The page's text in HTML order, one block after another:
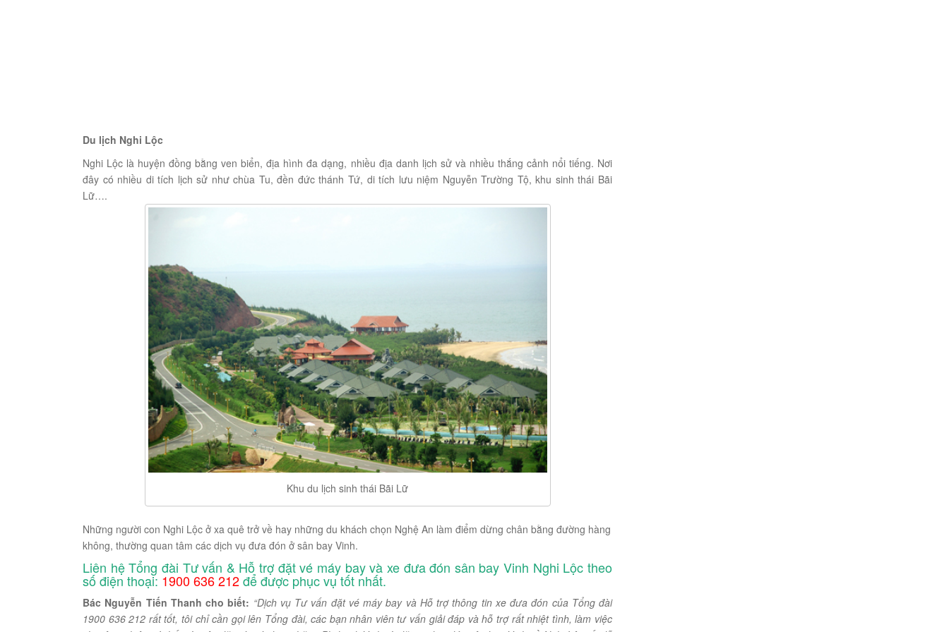
Du lịch Nghi Lộc
Nghi Lộc là huyện đồng bằng ven biển, địa hình đa dạng, nhiều địa danh lịch sử và nhiều thắng cảnh nổi tiếng. Nơi
đây có nhiều di tích lịch sử như chùa Tu, đền đức thánh Tứ, di tích lưu niệm Nguyễn Trường Tộ, khu sinh thái Bãi
Lữ….
Khu du lịch sinh thái Bãi Lữ
Những người con Nghi Lộc ở xa quê trở về hay những du khách chọn Nghệ An làm điểm dừng chân bằng đường hàng
không, thường quan tâm các dịch vụ đưa đón ở sân bay Vinh.
Liên hệ Tổng đài Tư vấn & Hỗ trợ đặt vé máy bay và xe đưa đón sân bay Vinh Nghi Lộc theo
số điện thoại: 1900 636 212để được phục vụ tốt nhất.
Bác Nguyễn Tiến Thanh cho biết: “Dịch vụ Tư vấn đặt vé máy bay và Hỗ trợ thông tin xe đưa đón của Tổng đài
1900 636 212 rất tốt, tôi chỉ cần gọi lên Tổng đài, các bạn nhân viên tư vấn giải đáp và hỗ trợ rất nhiệt tình, làm việc